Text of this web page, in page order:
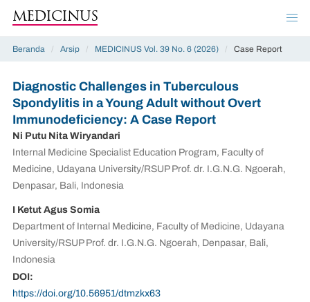
MEDICINUS
Beranda / Arsip / MEDICINUS Vol. 39 No. 6 (2026) / Case Report
Diagnostic Challenges in Tuberculous
Spondylitis in a Young Adult without Overt
Immunodeficiency: A Case Report
Ni Putu Nita Wiryandari
Internal Medicine Specialist Education Program, Faculty of
Medicine, Udayana University/RSUP Prof. dr. I.G.N.G. Ngoerah,
Denpasar, Bali, Indonesia
I Ketut Agus Somia
Department of Internal Medicine, Faculty of Medicine, Udayana
University/RSUP Prof. dr. I.G.N.G. Ngoerah, Denpasar, Bali,
Indonesia
DOI:
https://doi.org/10.56951/dtmzkx63